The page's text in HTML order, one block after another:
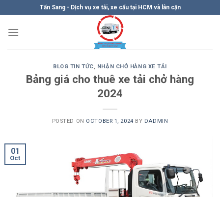
content
Tấn Sang - Dịch vụ xe tải, xe cẩu tại HCM và lân cận
BLOG TIN TỨC, NHẬN CHỞ HÀNG XE TẢI
Bảng giá cho thuê xe tải chở hàng
2024
POSTED ON OCTOBER 1, 2024 BY DADMIN
01
Oct